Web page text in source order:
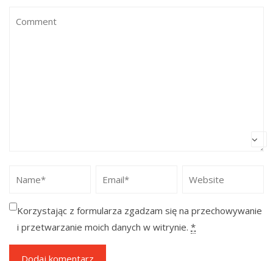
Korzystając z formularza zgadzam się na przechowywanie
i przetwarzanie moich danych w witrynie. *